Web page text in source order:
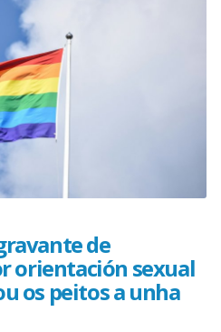
de
orientación sexual
os peitos a unha